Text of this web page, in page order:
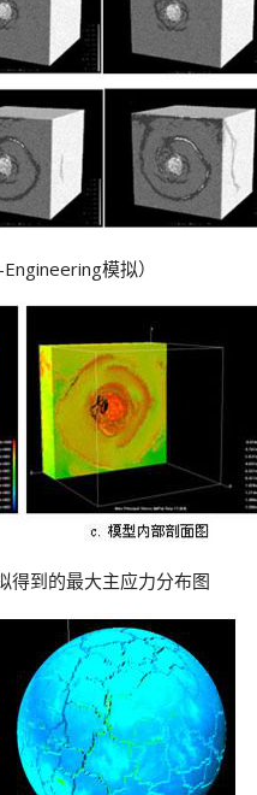
模拟）
得到的最大主应力分布图